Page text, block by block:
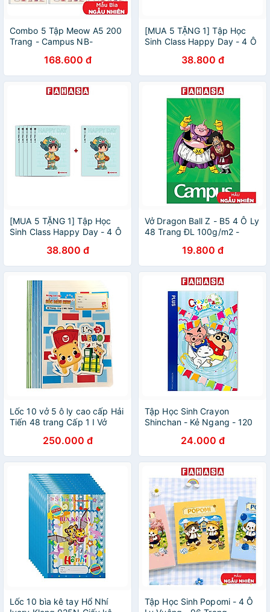
Combo 5 Tập Meow A5 200
Trang - Campus NB-
Ngẫu Nhiên)168.600 đ
[MUA 5 TẶNG 1] Tập Học
Sinh Class Happy Day - 4 Ô
- Hồng Hà 0350 - Mẫu 1
38.800 đ
[MUA 5 TẶNG 1] Tập Học
Sinh Class Happy Day - 4 Ô
- Hồng Hà 0350 - Mẫu 3
38.800 đ
Vở Dragon Ball Z - B5 4 Ô Ly
48 Trang ĐL 100g/m2 -
Màu Giao Ngẫu Nhiên)
19.800 đ
Lốc 10 vở 5 ô ly cao cấp Hải
Tiến 48 trang Cấp 1 I Vở
Sắc màu 1824250.000 đ
Tập Học Sinh Crayon
Shinchan - Kẻ Ngang - 120
V073 - Màu Xanh Dương
24.000 đ
Lốc 10 bìa kê tay Hổ Nhí
Tập Học Sinh Popomi - 4 Ô